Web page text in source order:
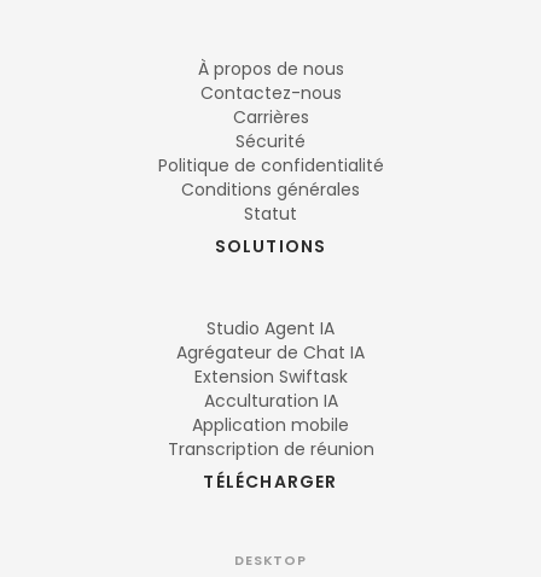
À propos de nous
Contactez-nous
Carrières
Sécurité
Politique de confidentialité
Conditions générales
Statut
SOLUTIONS
Studio Agent IA
Agrégateur de Chat IA
Extension Swiftask
Acculturation IA
Application mobile
Transcription de réunion
TÉLÉCHARGER
DESKTOP